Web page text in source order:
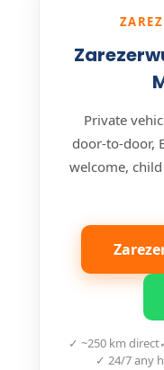
Private
door-to-door,
welcome,
✓ ~250 km direct
✓ 24/7 any